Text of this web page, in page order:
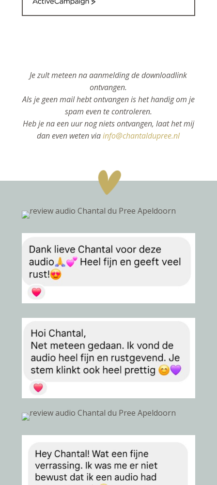
A
a
m
a
g
n
Je zult meteen na aanmelding de downloadlink
ontvangen.
Als je geen mail hebt ontvangen is het handig om je
spam even te controleren.
Heb je na een uur nog niets ontvangen, laat het mij
dan even weten viainfo@chantaldupree.nl